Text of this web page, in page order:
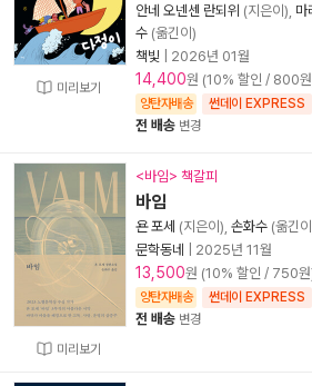
미리보기
안네 오넨센 란되위 (지은이), 마
수 (옮긴이)
책빛
2026년 01월
14,400원 (10% 할인 / 800
양탄자배송 썬데이 EXPRESS
전 배송 변경
미리보기
<바임> 책갈피
바임
욘 포세 (지은이), 손화수 (옮긴
문학동네
2025년 11월
13,500원 (10% 할인 / 750
양탄자배송 썬데이 EXPRESS
전 배송 변경